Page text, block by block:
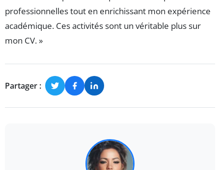
professionnelles tout en enrichissant mon expérience
académique. Ces activités sont un véritable plus sur
mon CV. »
Partager :